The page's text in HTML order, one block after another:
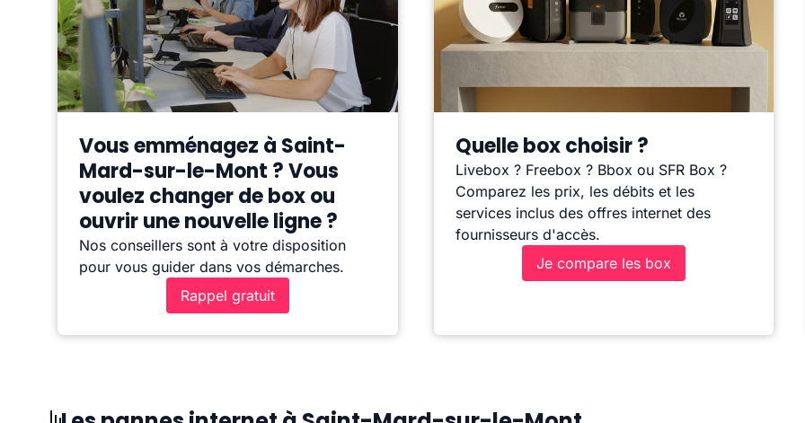
Vous emménagez à Saint-
Mard-sur-le-Mont ? Vous
voulez changer de box ou
ouvrir une nouvelle ligne ?
Nos conseillers sont à votre disposition
pour vous guider dans vos démarches.
Rappel gratuit
Quelle box choisir ?
Livebox ? Freebox ? Bbox ou SFR Box ?
Comparez les prix, les débits et les
services inclus des offres internet des
fournisseurs d'accès.
Je compare les box